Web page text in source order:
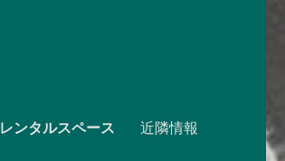
レンタルスペース 近隣情報